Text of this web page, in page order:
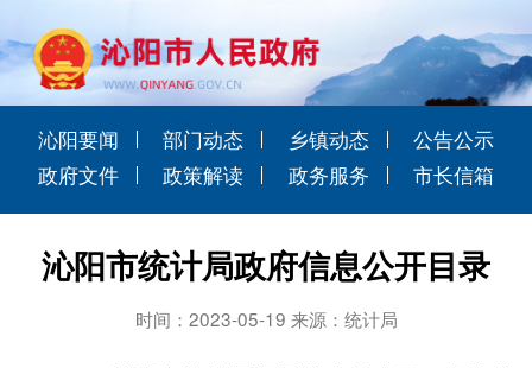
沁阳要闻 部门动态 乡镇动态
公告公示
政府文件
政策解读 政务服务 市长信箱
沁阳市统计局政府信息公开目录
时间：2023-05-19 来源：统计局